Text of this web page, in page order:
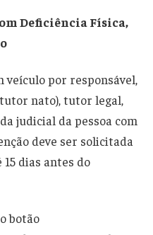
Deficiência Física,
veículo por responsável,
nato), tutor legal,
judicial da pessoa com
deve ser solicitada
dias antes do
botão